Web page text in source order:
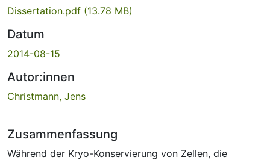
Dissertation.pdf (13.78 MB)
Datum
2014-08-15
Autor:innen
Christmann, Jens
Zusammenfassung
Während der Kryo-Konservierung von Zellen, die